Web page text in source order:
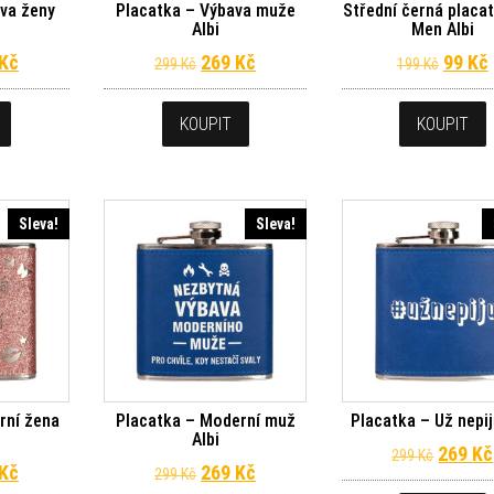
ženy
cena byla: 299 Kč.
KčAktuální cena je: 269 Kč.
Placatka – Výbava muže
Albi
299Kč Původní cena byla: 299 Kč.
269 Kč Aktuální cena je: 269 Kč.
KOUPIT
Střední černá
Men Albi
199Kč 99 Kč
KOUPIT
Sleva!
žena
cena byla: 299 Kč.
KčAktuální cena je: 269 Kč.
Sleva!
Placatka – Moderní muž
Albi
299Kč Původní cena byla: 299 Kč.
269 Kč Aktuální cena je: 269 Kč.
Placatka – Už
299Kč 269 Kč